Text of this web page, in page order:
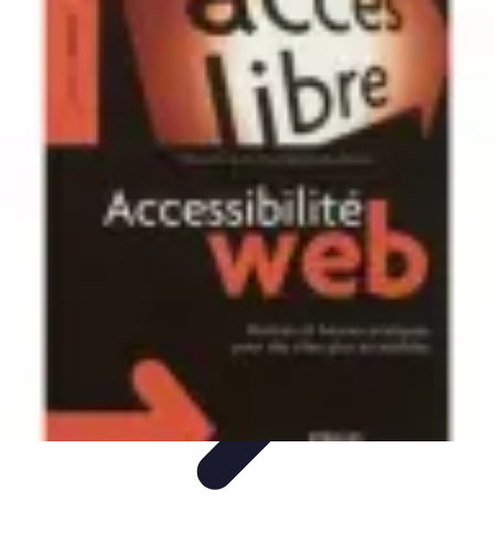
Habits Accessibles
Mode Sportive Mode Professionnelle